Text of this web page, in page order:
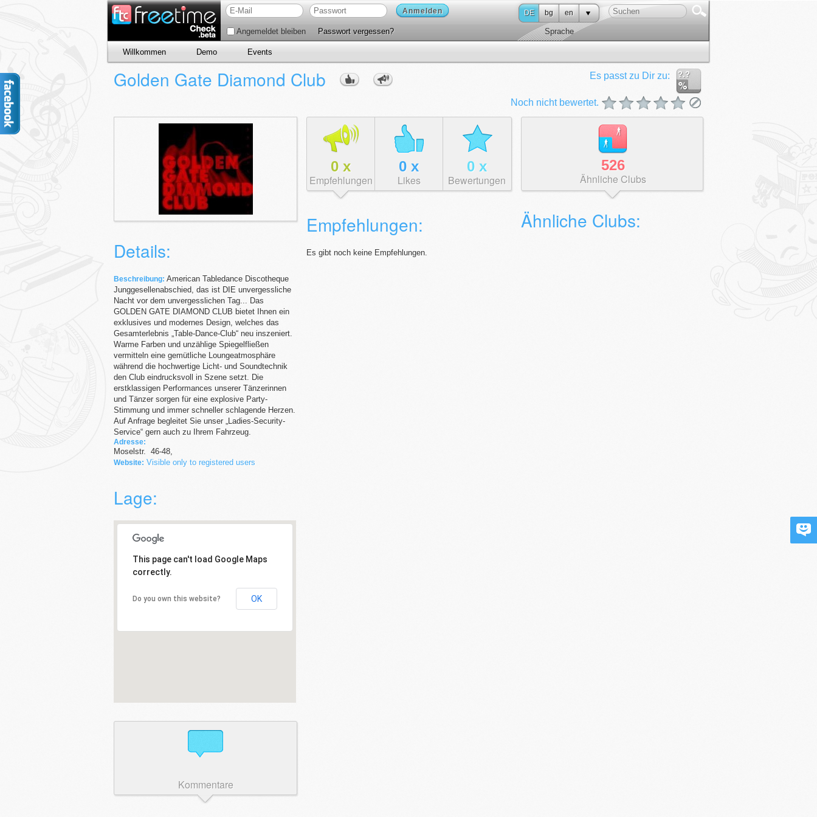
Anmelden
Angemeldet bleiben Passwort vergessen?
DE bg en
Sprache
Willkommen Demo Events
?.?
Es passt zu Dir zu:
Noch nicht bewertet.
Golden Gate Diamond Club
Details:
Beschreibung: American Tabledance Discotheque
Junggesellenabschied, das ist DIE unvergessliche
Nacht vor dem unvergesslichen Tag... Das
GOLDEN GATE DIAMOND CLUB bietet Ihnen ein
exklusives und modernes Design, welches das
Gesamterlebnis „Table-Dance-Club“ neu inszeniert.
Warme Farben und unzählige Spiegelfließen
vermitteln eine gemütliche Loungeatmosphäre
während die hochwertige Licht- und Soundtechnik
den Club eindrucksvoll in Szene setzt. Die
erstklassigen Performances unserer Tänzerinnen
und Tänzer sorgen für eine explosive Party-
Stimmung und immer schneller schlagende Herzen.
Auf Anfrage begleitet Sie unser „Ladies-Security-
Service“ gern auch zu Ihrem Fahrzeug.
Adresse:
Moselstr. 46-48,
Website: Visible only to registered users
Lage:
This page can't load Google Maps
correctly.
Do you own this website? OK
Kommentare
0 x
Empfehlungen
0 x
Likes
0 x
Bewertungen
Empfehlungen:
Es gibt noch keine Empfehlungen.
526
Ähnliche Clubs
Ähnliche Clubs: